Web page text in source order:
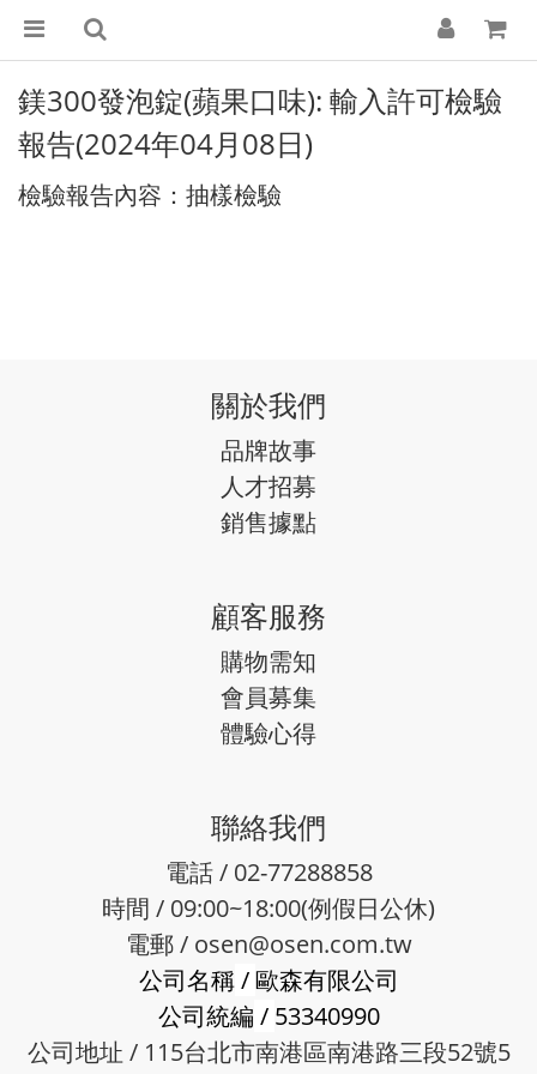
鎂300發泡錠(蘋果口味): 輸入許可檢驗
報告(2024年04月08日)
檢驗報告內容：抽樣檢驗
關於我們
品牌故事
人才招募
銷售據點
顧客服務
購物需知
會員募集
體驗心得
聯絡我們
電話 / 02-77288858
時間 / 09:00~18:00(例假日公休)
電郵 / osen@osen.com.tw
公司名稱/歐森有限公司
公司統編 / 53340990
公司地址 / 115台北市南港區南港路三段52號5